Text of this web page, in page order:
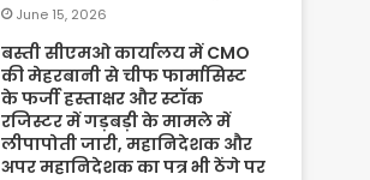
June 15, 2026
बस्ती सीएमओ कार्यालय में CMO
की मेहरबानी से चीफ फार्मासिस्ट
के फर्जी हस्ताक्षर और स्टॉक
रजिस्टर में गड़बड़ी के मामले में
लीपापोती जारी, महानिदेशक और
अपर महानिदेशक का पत्र भी ठेंगे पर